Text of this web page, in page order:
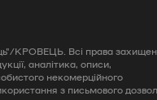
КРОВЕЦЬ. Всі права
аналітика, описи,
некомерційного
з письмового